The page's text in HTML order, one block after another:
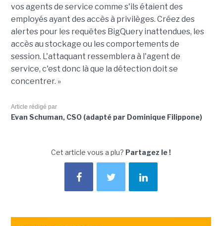
vos agents de service comme s'ils étaient des
employés ayant des accès à privilèges. Créez des
alertes pour les requêtes BigQueryinattendues, les
accès au stockage ou les comportements de
session. L'attaquant ressemblera à l'agent de
service, c'est donc là que la détection doit se
concentrer. »
Article rédigé par
Evan Schuman, CSO (adapté par Dominique Filippone)
Cet article vous a plu? Partagez le !